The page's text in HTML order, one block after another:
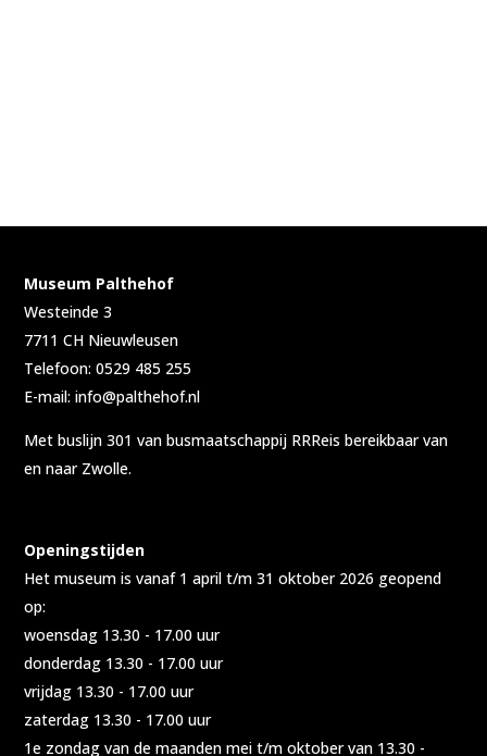
Museum Palthehof
Westeinde 3
7711 CH Nieuwleusen
Telefoon: 0529 485 255
E-mail: info@palthehof.nl
Met buslijn 301 van busmaatschappij RRReis bereikbaar van
en naar Zwolle.
Openingstijden
Het museum is vanaf 1 april t/m 31 oktober 2026 geopend
op:
woensdag 13.30 - 17.00 uur
donderdag 13.30 - 17.00 uur
vrijdag 13.30 - 17.00 uur
zaterdag 13.30 - 17.00 uur
1e zondag van de maanden mei t/m oktober van 13.30 -